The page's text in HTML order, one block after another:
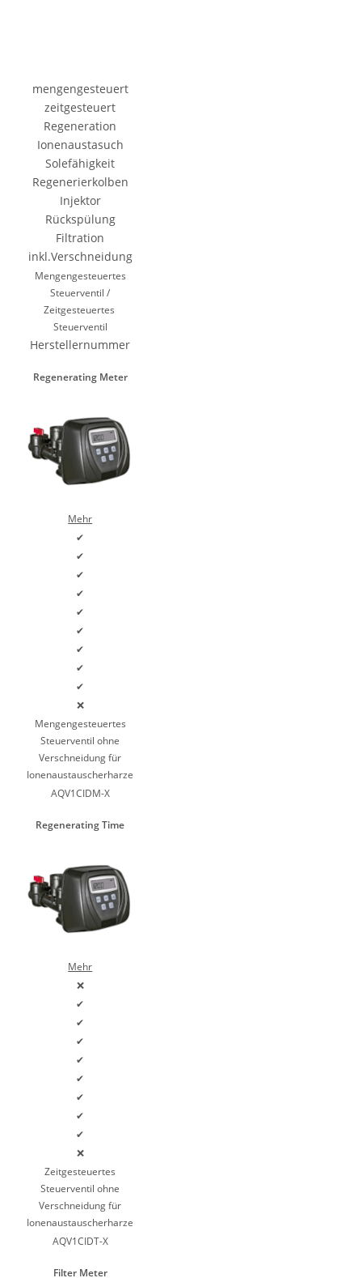
mengengesteuert
zeitgesteuert
Regeneration
Ionenaustasuch
Solefähigkeit
Regenerierkolben
Injektor
Rückspülung
Filtration
inkl.Verschneidung
Mengengesteuertes
Steuerventil /
Zeitgesteuertes
Steuerventil
Herstellernummer
Regenerating Meter
Mehr
✔
✔
✔
✔
✔
✔
✔
✔
✔
❌
Mengengesteuertes
Steuerventil ohne
Verschneidung für
Ionenaustauscherharze
AQV1CIDM-X
Regenerating Time
Mehr
❌
✔
✔
✔
✔
✔
✔
✔
✔
❌
Zeitgesteuertes
Steuerventil ohne
Verschneidung für
Ionenaustauscherharze
AQV1CIDT-X
Filter Meter